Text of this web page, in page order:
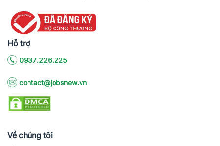
Hỗ trợ
0937.226.225
contact@jobsnew.vn
Về chúng tôi